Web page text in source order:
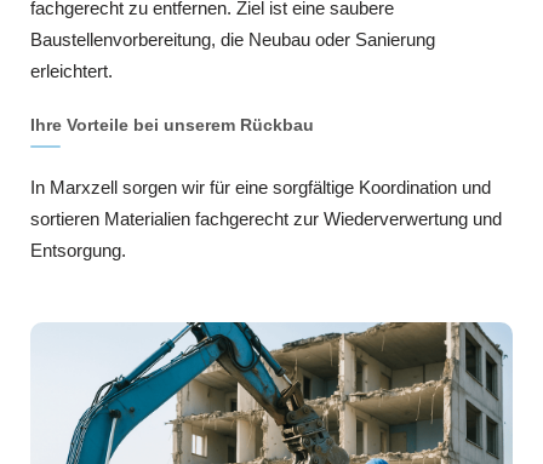
fachgerecht zu entfernen. Ziel ist eine saubere
Baustellenvorbereitung, die Neubau oder Sanierung
erleichtert.
Ihre Vorteile bei unserem Rückbau
In Marxzell sorgen wir für eine sorgfältige Koordination und
sortieren Materialien fachgerecht zur Wiederverwertung und
Entsorgung.